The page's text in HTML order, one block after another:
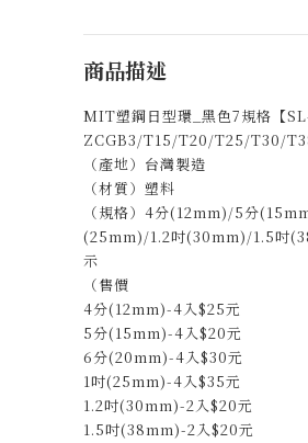
商品描述
MIT塑鋼日型環_黑色7規格【
ZCGB3/T15/T20/T25/T30/
（產地）台灣製造
（材質）塑料
（規格）4分(12mm)/5分
(25mm)/1.2吋(30mm)/1.5吋
示
（售價
4分(12mm)-4入$25元
5分(15mm)-4入$20元
6分(20mm)-4入$30元
1吋(25mm)-4入$35元
1.2吋(30mm)-2入$20元
1.5吋(38mm)-2入$20元